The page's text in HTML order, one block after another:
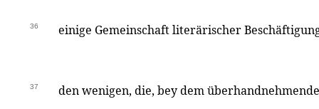
36 einige Gemeinschaft literärischer
37 den wenigen, die, bey dem